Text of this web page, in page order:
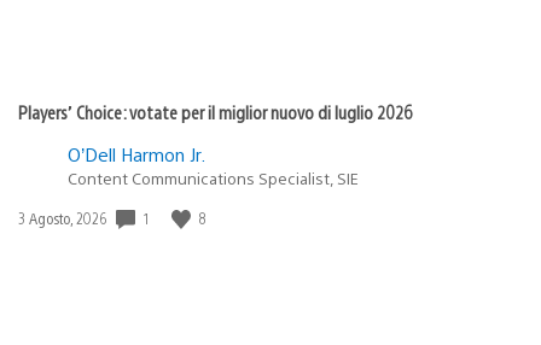
Players’ Choice: votate per il miglior nuovo di luglio 2026
O’Dell Harmon Jr.
Content Communications Specialist, SIE
Data
3 Agosto, 2026 1 8